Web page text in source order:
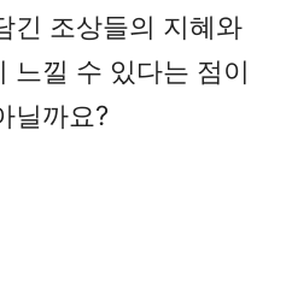
긴 조상들의 지혜와
느낄 수 있다는 점이
닐까요?